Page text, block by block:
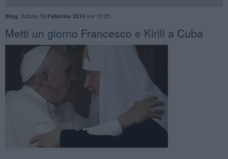
Blog Sabato 13 Febbraio 2016ore 13:25
Metti un giorno Francesco e Kirill a Cuba